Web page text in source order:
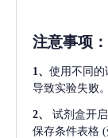
注意事项 ：
1、 使用不同的
导致实验失败。
2、
试剂盒开
保存条件表格 (